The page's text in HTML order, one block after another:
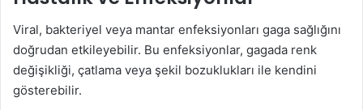
Viral, bakteriyel veya mantar enfeksiyonları gaga sağlığını
doğrudan etkileyebilir. Bu enfeksiyonlar, gagada renk
değişikliği, çatlama veya şekil bozuklukları ile kendini
gösterebilir.